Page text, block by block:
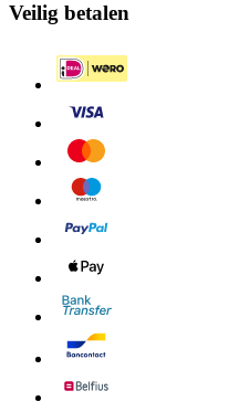
Veilig betalen